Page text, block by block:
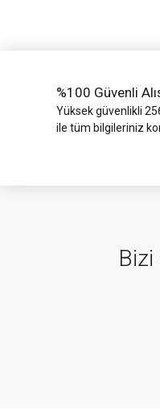
%100 Güvenli
Yüksek güvenlikli
ile tüm bilgileriniz
Bizi